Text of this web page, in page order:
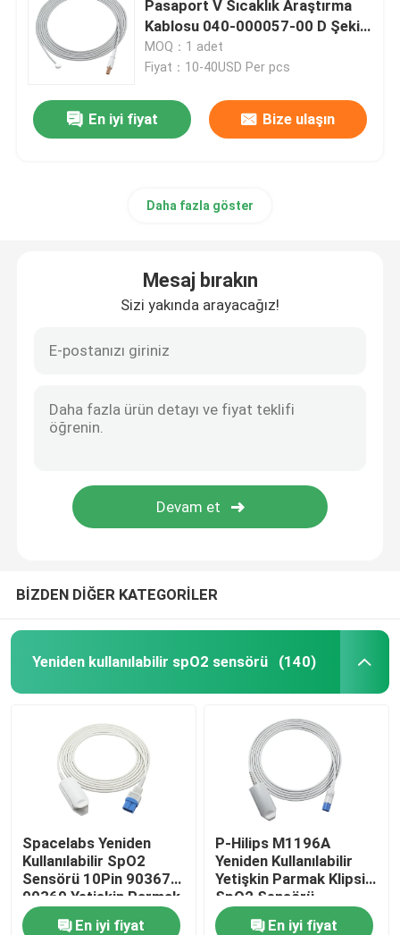
Radyo Saydam Tel
EKG holter kablosu
Sıcaklık Probu Kablosu
EEG Elektrotları
EKG Parçaları
Pasaport V Sıcaklık Araştırma
Kablosu 040-000057-00 D Şekilli
Bağlantı
MOQ：1 adet
Fiyat：10-40USD Per pcs
En iyi fiyat Bize ulaşın
Daha fazla göster
Mesaj bırakın
Sizi yakında arayacağız!
BİZDEN DİĞER KATEGORİLER
Yeniden kullanılabilir spO2 sensörü (140)
Spacelabs Yeniden
Kullanılabilir SpO2
Sensörü 10Pin 90367
90369 Yetişkin Parmak
Klipsi SpO2 Sensörü
En iyi fiyat
P-Hilips M1196A
Yeniden Kullanılabilir
Yetişkin Parmak Klipsi
SpO2 Sensörü
Dikdörtgen 8Pin
En iyi fiyat